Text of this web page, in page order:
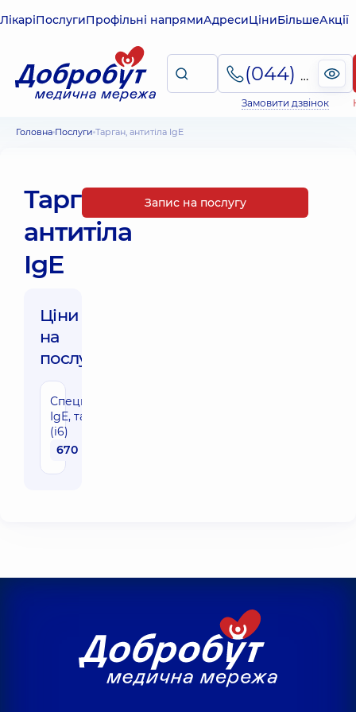
ЛікаріПослугиПрофільні напрямиАдресиЦіниБільшеАкції
(044) 495-2-888
Замовити дзвінок
Головна Послуги Тарган, антитіла IgE
Тарган,
антитіла
IgE
Ціни
на
послуги:
Специфічні
IgE, тарган
(i6)
670 грн
Запис на послугу